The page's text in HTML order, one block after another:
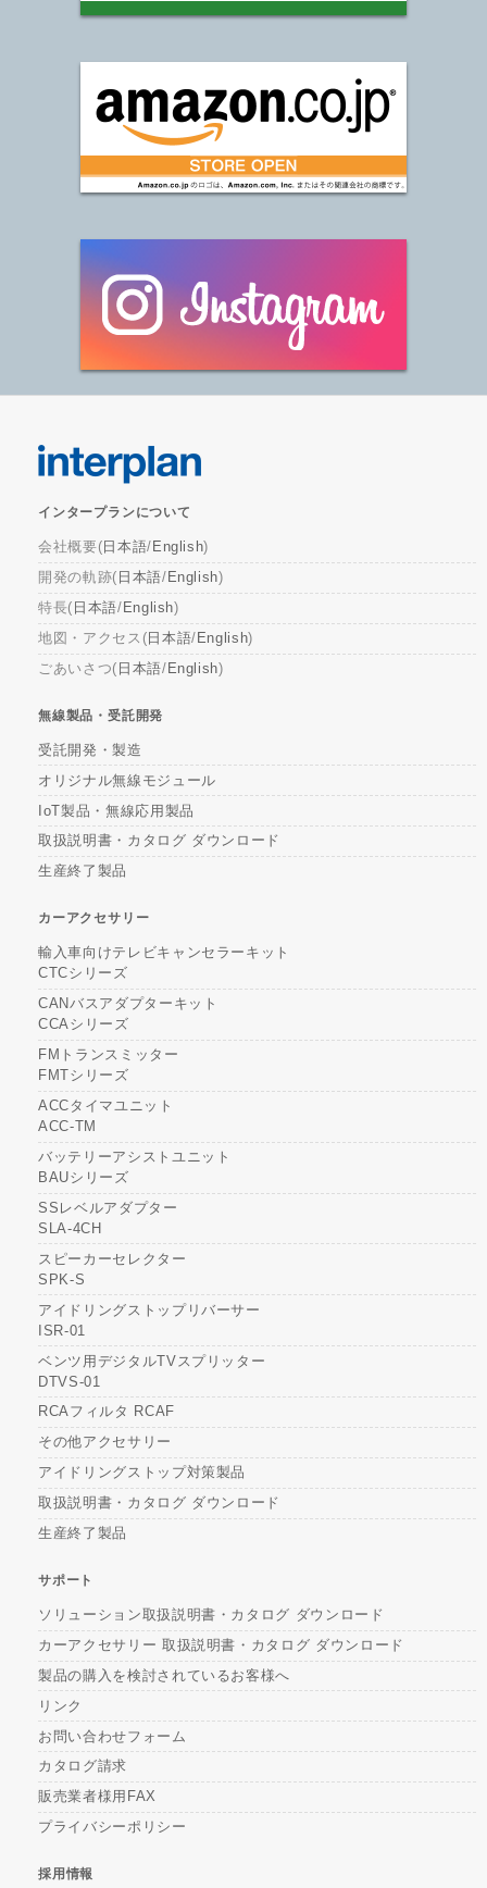
インタープランについて
会社概要( 日本語/ English)
開発の軌跡( 日本語/ English)
特長( 日本語/ English)
地図・アクセス( 日本語/ English)
ごあいさつ( 日本語/ English)
無線製品・受託開発
受託開発・製造
オリジナル無線モジュール
IoT製品・無線応用製品
取扱説明書・カタログ ダウンロード
生産終了製品
カーアクセサリー
輸入車向けテレビキャンセラーキット
CTCシリーズ
CANバスアダプターキット
CCAシリーズ
FMトランスミッター
FMTシリーズ
ACCタイマユニット
ACC-TM
バッテリーアシストユニット
BAUシリーズ
SSレベルアダプター
SLA-4CH
スピーカーセレクター
SPK-S
アイドリングストップリバーサー
ISR-01
ベンツ用デジタルTVスプリッター
DTVS-01
RCAフィルタ RCAF
その他アクセサリー
アイドリングストップ対策製品
取扱説明書・カタログ ダウンロード
生産終了製品
サポート
ソリューション取扱説明書・カタログ ダウンロード
カーアクセサリー 取扱説明書・カタログ ダウンロード
製品の購入を検討されているお客様へ
リンク
お問い合わせフォーム
カタログ請求
販売業者様用FAX
プライバシーポリシー
採用情報